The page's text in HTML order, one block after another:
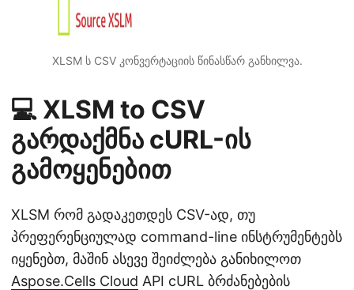
XLSM ს CSV კონვერტაციის წინასწარ განხილვა.
💻 XLSM to CSV
გარდაქმნა cURL-ის
გამოყენებით
XLSM რომ გადაკეთდეს CSV-ად, თუ
პრეფერენციულად command-line ინსტრუმენტებს
იყენებთ, მაშინ ასევე შეიძლება განიხილოთ
Aspose.Cells Cloud API cURL ბრძანებების